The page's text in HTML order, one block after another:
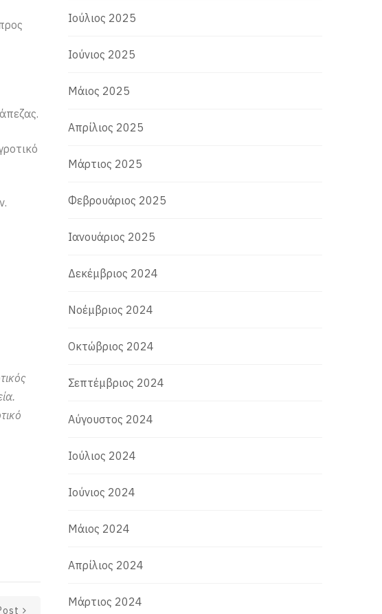
Ιούλιος 2025
Ιούνιος 2025
Μάιος 2025
Απρίλιος 2025
Μάρτιος 2025
Φεβρουάριος 2025
Ιανουάριος 2025
Δεκέμβριος 2024
Νοέμβριος 2024
Οκτώβριος 2024
Σεπτέμβριος 2024
Αύγουστος 2024
Ιούλιος 2024
Ιούνιος 2024
Μάιος 2024
Απρίλιος 2024
Μάρτιος 2024